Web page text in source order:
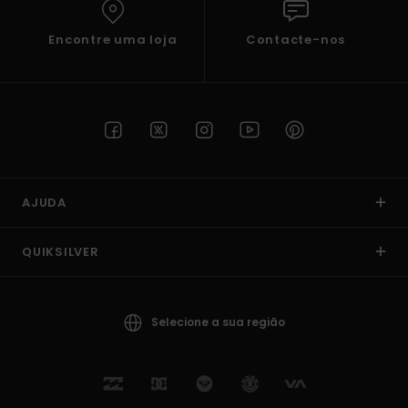
Encontre uma loja Contacte-nos
AJUDA
QUIKSILVER
Selecione a sua região